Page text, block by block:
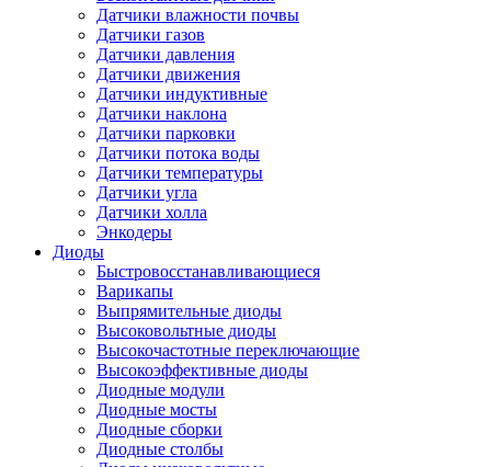
Датчики влажности почвы
Датчики газов
Датчики давления
Датчики движения
Датчики индуктивные
Датчики наклона
Датчики парковки
Датчики потока воды
Датчики температуры
Датчики угла
Датчики холла
Энкодеры
Диоды
Быстровосстанавливающиеся
Варикапы
Выпрямительные диоды
Высоковольтные диоды
Высокочастотные переключающие
Высокоэффективные диоды
Диодные модули
Диодные мосты
Диодные сборки
Диодные столбы